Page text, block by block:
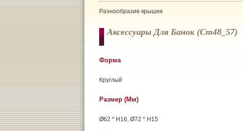
Разнообразие крышек
Аксессуары Для Банок (cm48_57)
Форма
Круглый
Размер (мм)
Ø62 * H16, Ø72 * H15